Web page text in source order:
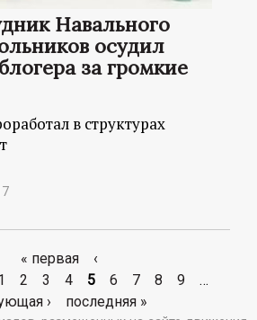
Навального
осудил
за громкие
в структурах
« первая
‹
2 3 4 5 6 7 8 9
…
›
последняя »